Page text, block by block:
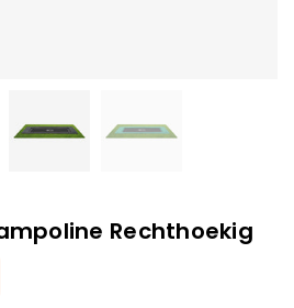
Rechthoekig